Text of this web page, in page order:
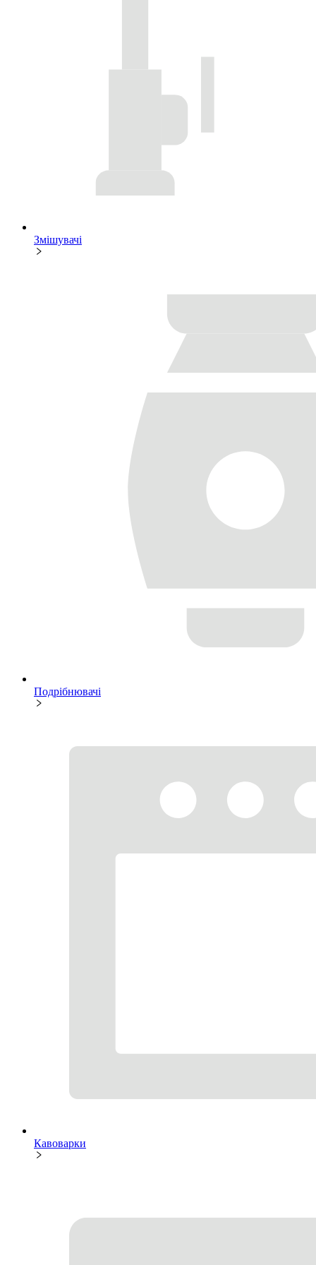
Змішувачі
Подрібнювачі
Кавоварки